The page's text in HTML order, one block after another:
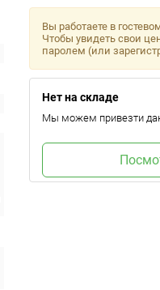
Вы работаете в
Чтобы увидеть свои
паролем (или
Нет на складе
Мы можем привезти